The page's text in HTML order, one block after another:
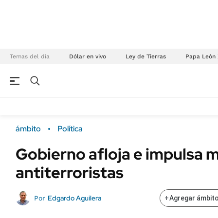
Temas del día Dólar en vivo Ley de Tierras Papa León
Campo
FINANZAS
Mercados
Sustentabilidad
POLÍTICA
ámbito Política
Gobierno afloja e impulsa
antiterroristas
Por Edgardo Aguilera +Agregar